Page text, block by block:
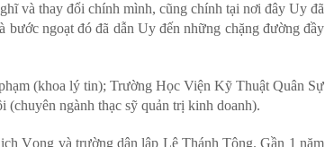
và thay đổi chính mình, cũng chính tại nơi đây Uy đã
ngoạt đó đã dẫn Uy đến những chặng đường đầy
(khoa lý tin); Trường Học Viện Kỹ Thuật Quân Sự
ngành thạc sỹ quản trị kinh doanh).
Vọng và trường dân lập Lê Thánh Tông. Gần 1 năm